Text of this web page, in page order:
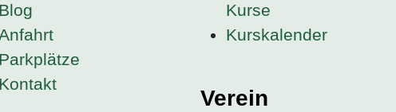
Blog
Parkplätze
Kontakt
Kurse
Kurskalender
Verein